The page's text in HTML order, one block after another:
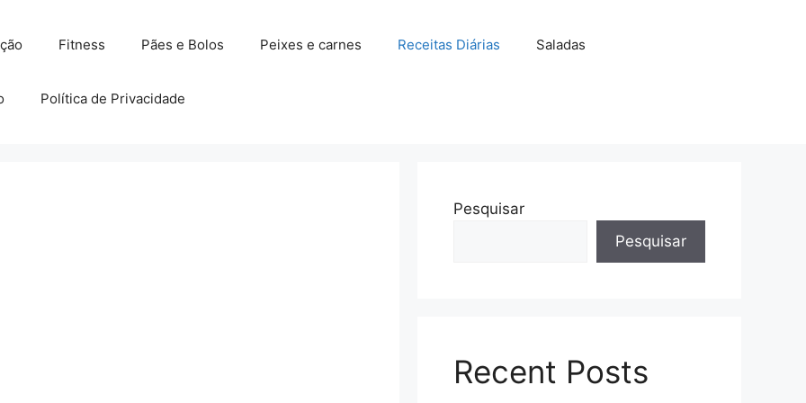
Fitness Pães e Bolos Peixes e carnes Receitas Diárias Saladas
Política de Privacidade
Pesquisar
Pesquisar
Recent Posts